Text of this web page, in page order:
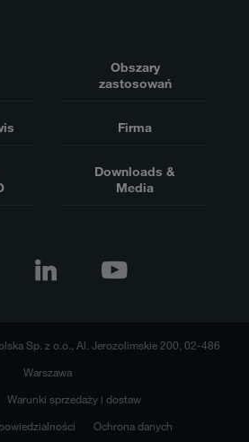
Obszary
zastosowań
Firma
Downloads &
Media
Sp. z o.o., Al. Jerozolimskie 200, 02-486
Warszawa
Warunki sprzedaży i dostaw
Ochrona danych